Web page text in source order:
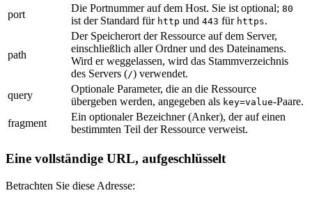
port
Die Portnummer auf dem Host. Sie ist optional; 80
ist der Standard für http und 443 für https.
path
Der Speicherort der Ressource auf dem Server,
einschließlich aller Ordner und des Dateinamens.
Wird er weggelassen, wird das Stammverzeichnis
des Servers (/) verwendet.
query
Optionale Parameter, die an die Ressource
übergeben werden, angegeben als key=value-Paare.
fragment
Ein optionaler Bezeichner (Anker), der auf einen
bestimmten Teil der Ressource verweist.
Eine vollständige URL, aufgeschlüsselt
Betrachten Sie diese Adresse: